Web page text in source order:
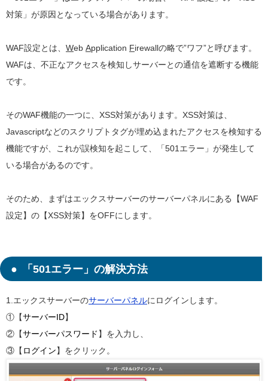
対策」が原因となっている場合があります。
WAF設定とは、 Web Application Firewallの略で”ワフ”と呼びます。
WAFは、不正なアクセスを検知しサーバーとの通信を遮断する機能
です。
そのWAF機能の一つに、XSS対策があります。XSS対策は、
Javascriptなどのスクリプトタグが埋め込まれたアクセスを検知する
機能ですが、これが誤検知を起こして、「501エラー」が発生して
いる場合があるのです。
そのため、まずはエックスサーバーのサーバーパネルにある【WAF
設定】の【XSS対策】をOFFにします。
「501エラー」の解決方法
1.エックスサーバーのサーバーパネルにログインします。
①【サーバーID】
②【サーバーパスワード 】を入力し、
③【 ログイン 】をクリック。